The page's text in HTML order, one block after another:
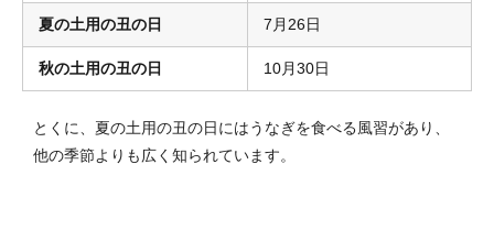
夏の土用の丑の日 7月26日
秋の土用の丑の日 10月30日
とくに、夏の土用の丑の日にはうなぎを食べる風習があり、
他の季節よりも広く知られています。